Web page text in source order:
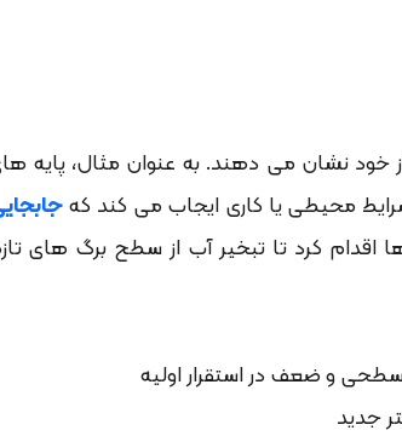
خود نشان می دهند. به عنوان مثال،
محیطی یا کاری ایجاب می کند که
کرد تا تبخیر آب از سطح برگ های
و ضعف در استقرار اولیه
جدید